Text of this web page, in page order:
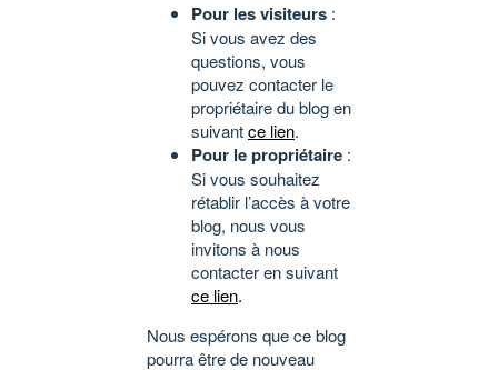
Pour les visiteurs :
Si vous avez des
questions, vous
pouvez contacter le
propriétaire du blog en
suivantce lien.
Pour le propriétaire :
Si vous souhaitez
rétablir l’accès à votre
blog, nous vous
invitons à nous
contacter en suivant
ce lien.
Nous espérons que ce blog
pourra être de nouveau